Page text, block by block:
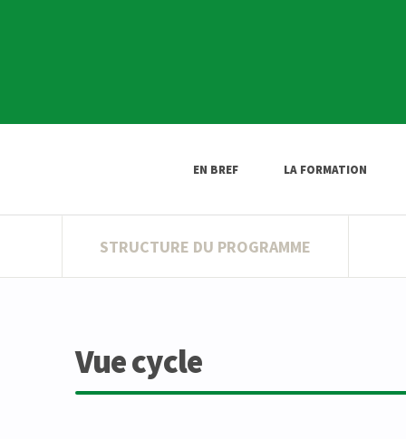
EN BREF LA FORMATION
STRUCTURE DU PROGRAMME
Vue cycle